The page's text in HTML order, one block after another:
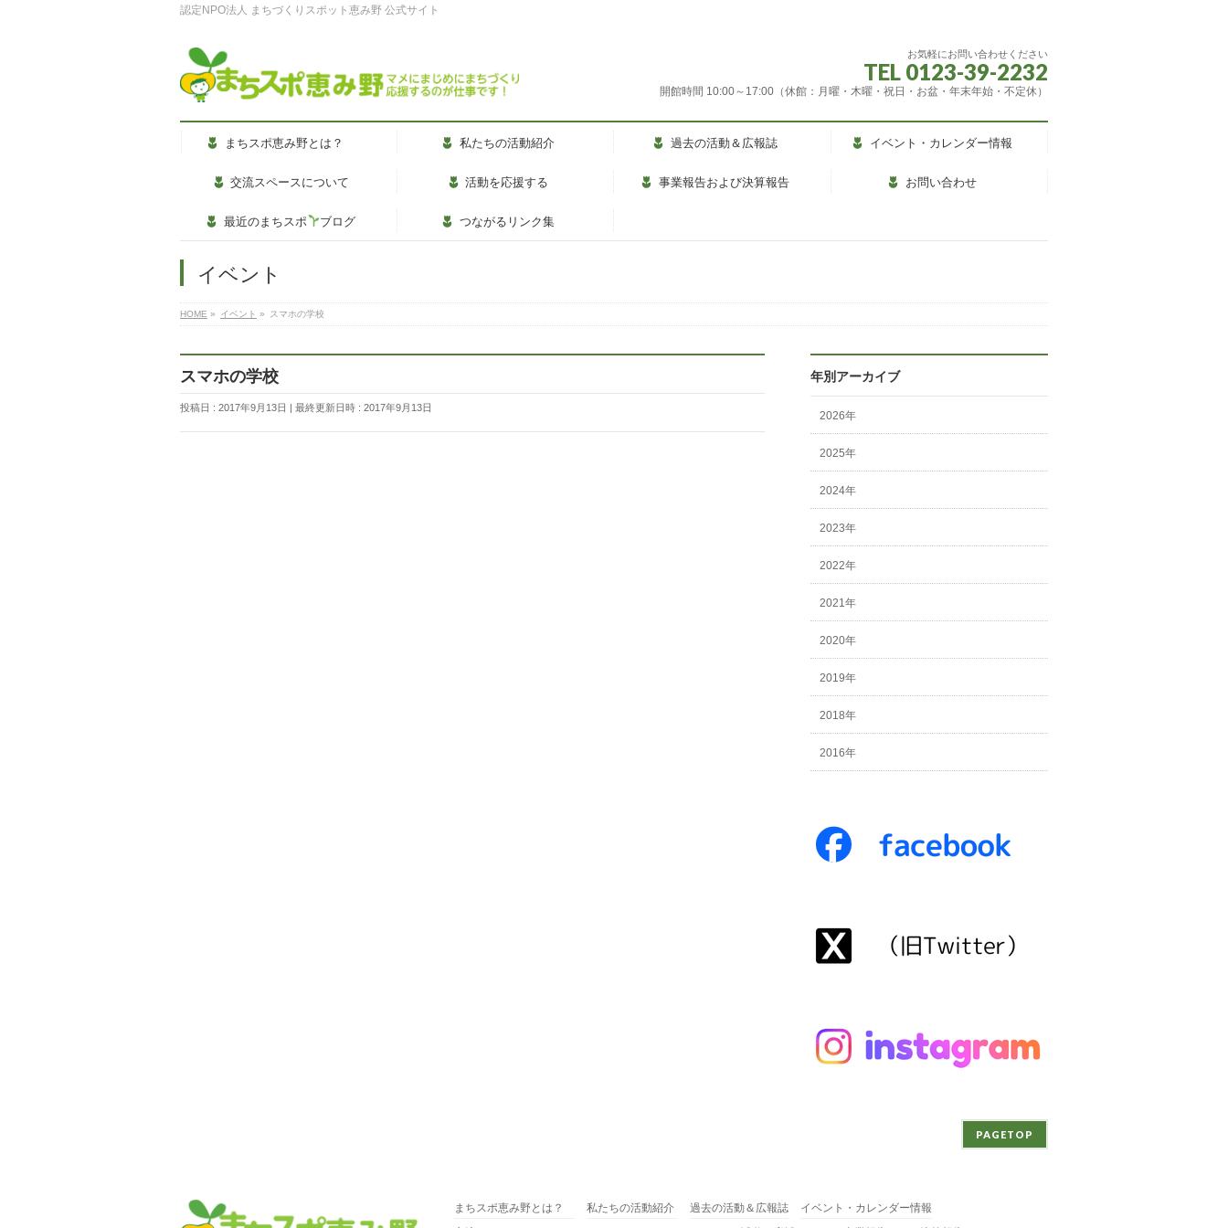
認定NPO法人 まちづくりスポット恵み野 公式サイト
お気軽にお問い合わせください
TEL 0123-39-2232
開館時間 10:00～17:00（休館：月曜・木曜・祝日・お盆・年末年始・不定休）
まちスポ恵み野とは？ 私たちの活動紹介 過去の活動＆広報誌 イベント・カレンダー情報
交流スペースについて 活動を応援する 事業報告および決算報告 お問い合わせ
最近のまちスポ ブログ つながるリンク集
イベント
HOME » イベント » スマホの学校
スマホの学校
投稿日 : 2017年9月13日 最終更新日時 : 2017年9月13日
年別アーカイブ
2026年
2025年
2024年
2023年
2022年
2021年
2020年
2019年
2018年
2016年
PAGETOP
まちスポ恵み野とは？ 私たちの活動紹介 過去の活動＆広報誌
イベント・カレンダー情報